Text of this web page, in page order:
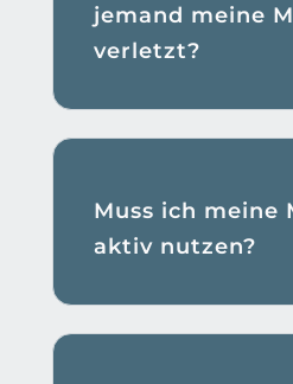
jemand meine
verletzt?
Muss ich meine
aktiv nutzen?